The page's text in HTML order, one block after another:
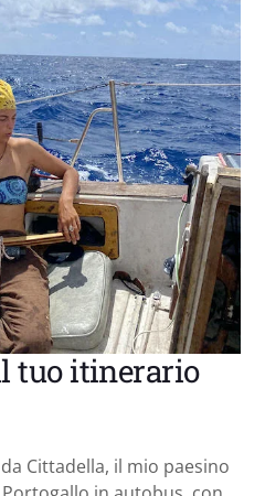
tuo itinerario
Cittadella, il mio paesino